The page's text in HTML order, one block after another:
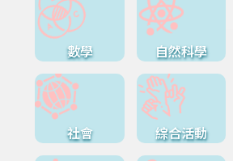
數學 自然科學
社會 綜合活動